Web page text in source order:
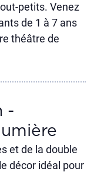
petits. Venez
de 1 à 7 ans
théâtre de
-
et de la double
décor idéal pour